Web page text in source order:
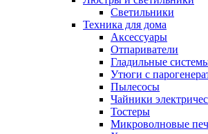
Светильники
Техника для дома
Аксессуары
Отпариватели
Гладильные
Утюги с
Пылесосы
Чайники
Тостеры
Микроволновые